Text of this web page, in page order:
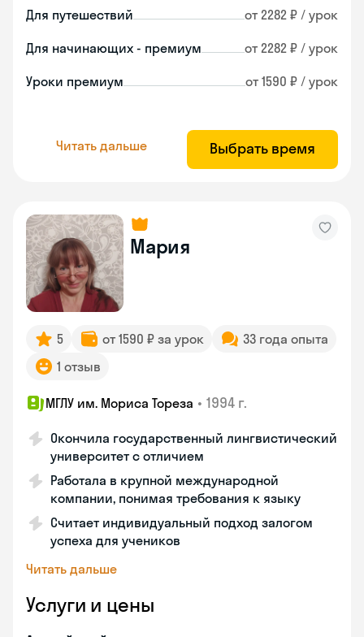
Для путешествий от 2282 ₽ / урок
Для начинающих - премиум от 2282 ₽ / урок
Уроки премиум от 1590 ₽ / урок
Читать дальше Выбрать время
Мария
5 от 1590 ₽ за урок
33 года опыта
1 отзыв
МГЛУ им. Мориса Тореза • 1994 г.
Окончила государственный лингвистический
университет с отличием
Работала в крупной международной
компании, понимая требования к языку
Считает индивидуальный подход залогом
успеха для учеников
Читать дальше
Услуги и цены